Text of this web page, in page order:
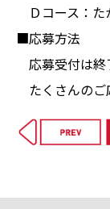
Ｄコース：た
■応募方法
応募受付は終
たくさんのご